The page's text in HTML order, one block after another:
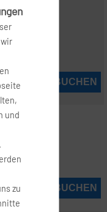
JETZT BUCHEN
JETZT BUCHEN
und
zu